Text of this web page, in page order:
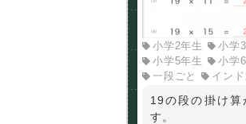
小学2年生
小学
小学5年生
小学
一段ごと
イン
19の段の掛け
す。